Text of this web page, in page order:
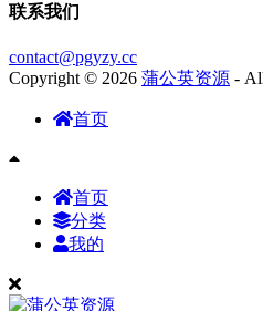
联系我们
contact@pgyzy.cc
Copyright © 2026 蒲公英资源 -
首页
首页
分类
我的